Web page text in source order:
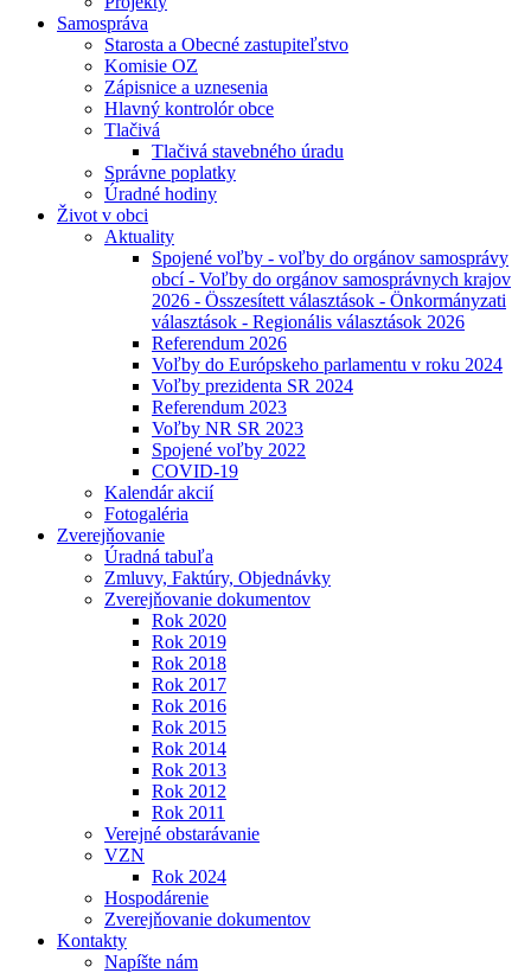
Samospráva
Starosta a Obecné zastupiteľstvo
Komisie OZ
Zápisnice a uznesenia
Hlavný kontrolór obce
Tlačivá
Tlačivá stavebného úradu
Správne poplatky
Úradné hodiny
Život v obci
Aktuality
Spojené voľby - voľby do orgánov samosprávy
obcí - Voľby do orgánov samosprávnych krajov
2026 - Összesített választások - Önkormányzati
választások - Regionális választások 2026
Referendum 2026
Voľby do Európskeho parlamentu v roku 2024
Voľby prezidenta SR 2024
Referendum 2023
Voľby NR SR 2023
Spojené voľby 2022
COVID-19
Kalendár akcií
Fotogaléria
Zverejňovanie
Úradná tabuľa
Zmluvy, Faktúry, Objednávky
Zverejňovanie dokumentov
Rok 2020
Rok 2019
Rok 2018
Rok 2017
Rok 2016
Rok 2015
Rok 2014
Rok 2013
Rok 2012
Rok 2011
Verejné obstarávanie
VZN
Rok 2024
Hospodárenie
Zverejňovanie dokumentov
Kontakty
Napíšte nám